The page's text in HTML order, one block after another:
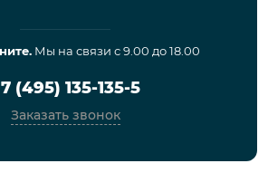
Мы на связи с 9.00 до 18.00
(495) 135-135-5
Заказать звонок